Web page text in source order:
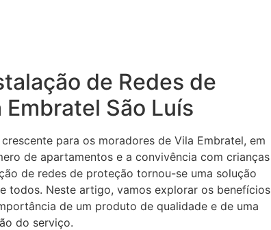
de Redes de
São Luís
para os moradores de Vila Embratel, em
de apartamentos e a convivência com crianças
de redes de proteção tornou-se uma solução
todos. Neste artigo, vamos explorar os benefícios
de um produto de qualidade e de uma
do serviço.